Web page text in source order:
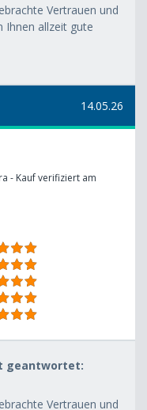
Vertrauen und
Ihnen allzeit gute
14.05.26
- Kauf verifiziert am
geantwortet:
Vertrauen und